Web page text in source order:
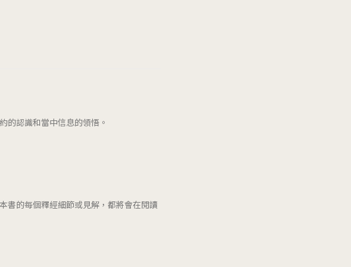
的認識和當中信息的領悟。
書的每個釋經細節或見解，都將會在閱讀